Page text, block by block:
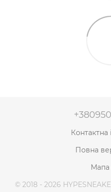
Контактна
Повна
Мапа
© 2018 - 2026